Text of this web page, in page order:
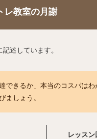
レ教室の月謝
述しています。
できるか」本当のコスパは
ましょう。
レッスン